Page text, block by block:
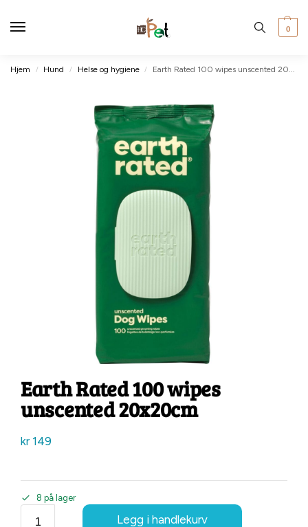
0
Hjem / Hund / Helse og hygiene / Earth Rated 100 wipes unscented 20x20cm
Earth Rated 100 wipes
unscented 20x20cm
kr149
8 på lager
Legg i handlekurv